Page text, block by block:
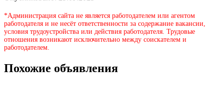
*Администрация сайта не является работодателем или агентом
работодателя и не несёт ответственности за содержание вакансии,
условия трудоустройства или действия работодателя. Трудовые
отношения возникают исключительно между соискателем и
работодателем.
Похожие объявления